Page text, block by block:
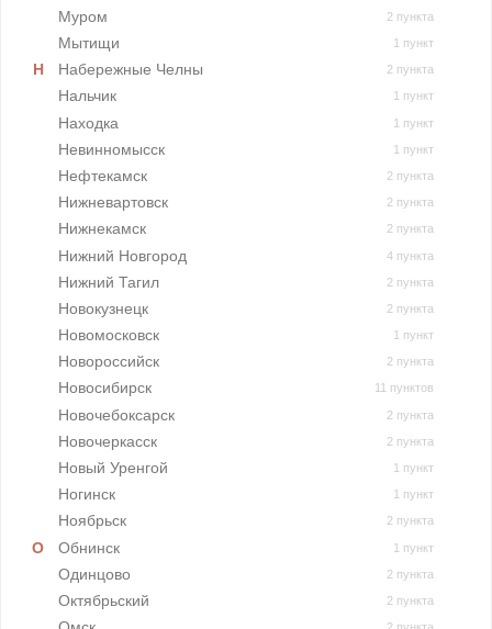
Муром 2 пункта
Мытищи 1 пункт
Набережные Челны 2 пункта
Нальчик 1 пункт
Находка 1 пункт
Невинномысск 1 пункт
Нефтекамск 2 пункта
Нижневартовск 2 пункта
Нижнекамск 2 пункта
Нижний Новгород 4 пункта
Нижний Тагил 2 пункта
Новокузнецк 2 пункта
Новомосковск 1 пункт
Новороссийск 2 пункта
Новосибирск 11 пунктов
Новочебоксарск 2 пункта
Новочеркасск 2 пункта
Новый Уренгой 1 пункт
Ногинск 1 пункт
Ноябрьск 2 пункта
Обнинск 1 пункт
Одинцово 2 пункта
Октябрьский 2 пункта